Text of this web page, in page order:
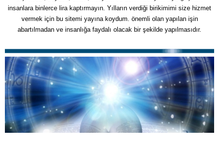
insanlara binlerce lira kaptırmayın. Yılların verdiği birikimimi size hizmet
vermek için bu sitemi yayına koydum. önemli olan yapılan işin
abartılmadan ve insanlığa faydalı olacak bir şekilde yapılmasıdır.